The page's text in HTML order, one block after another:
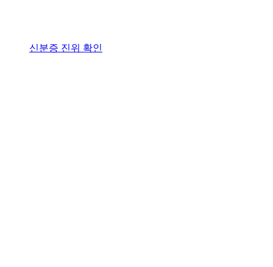
신분증 진위 확인